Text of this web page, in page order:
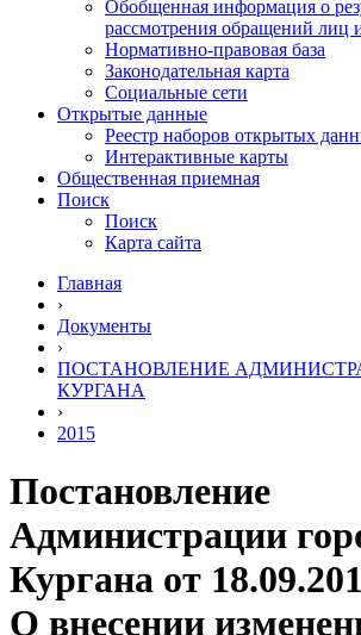
Обобщенная информация о
рассмотрения обращений лиц
Нормативно-правовая база
Законодательная карта
Социальные сети
Открытые данные
Реестр наборов открытых
Интерактивные карты
Общественная приемная
Поиск
Поиск
Карта сайта
Главная
›
Документы
›
ПОСТАНОВЛЕНИЕ
КУРГАНА
›
2015
Постановление
Администрации
Кургана от
О внесении